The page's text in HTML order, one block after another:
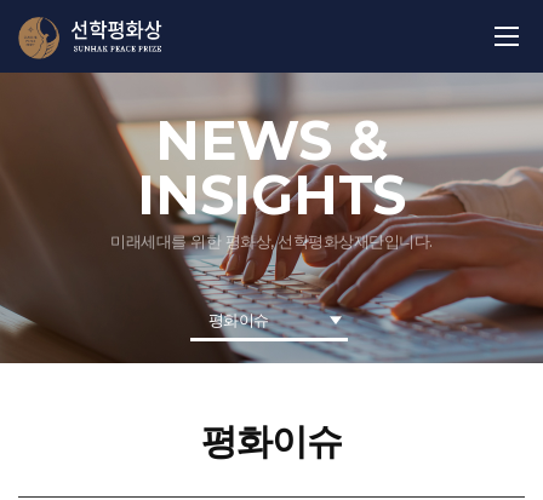
NEWS &
INSIGHTS
미래세대를 위한 평화상, 선학평화상재단입니다.
평화이슈
평화이슈